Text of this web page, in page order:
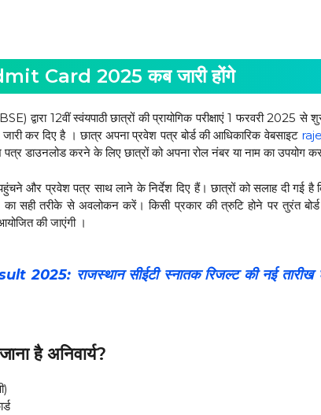
Card 2025 कब जारी होंगे
द्वारा 12वीं स्वंयपाठी छात्रों की प्रायोगिक परीक्षाएं 1 फरवरी
कर दिए है । छात्र अपना प्रवेश पत्र बोर्ड की आधिकारिक वेबसाइट
डाउनलोड करने के लिए छात्रों को अपना रोल नंबर या नाम का उपयोग
पहुंचने और प्रवेश पत्र साथ लाने के निर्देश दिए हैं। छात्रों को सलाह दी गई है
सही तरीके से अवलोकन करें। किसी प्रकार की त्रुटि होने पर तुरंत
की जाएंगी ।
2025: राजस्थान सीईटी स्नातक रिजल्ट की नई तारीख
है अनिवार्य?